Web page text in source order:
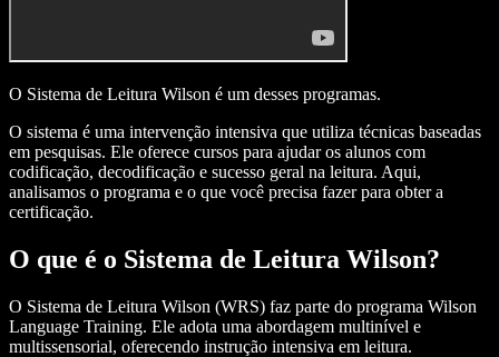
O Sistema de Leitura Wilson é um desses programas.
O sistema é uma intervenção intensiva que utiliza técnicas baseadas
em pesquisas. Ele oferece cursos para ajudar os alunos com
codificação, decodificação e sucesso geral na leitura. Aqui,
analisamos o programa e o que você precisa fazer para obter a
certificação.
O que é o Sistema de Leitura Wilson?
O Sistema de Leitura Wilson (WRS) faz parte do programa Wilson
Language Training. Ele adota uma abordagem multinível e
multissensorial, oferecendo instrução intensiva em leitura.